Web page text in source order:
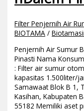
Filter Penjernih Air
BIOTAMA /
Penjernih Air Sumur
Pinasti Nama
: Filter air sumur
kapasitas 1.500liter/
Samawaat Blok B 1,
Kasihan, Kabupaten
55182 Memiliki aset